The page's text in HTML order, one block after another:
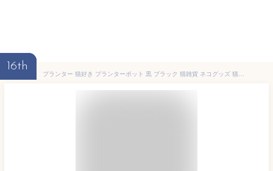
16th
プランター 猫好き プランターポット 黒 ブラック 猫雑貨 ネコグッズ 猫グッズ ねこグッズ おしゃれ 飾り アイアン アンティーク調 ブラック 黒 アジアン雑貨 花 贈り物 誕生祝い プレゼント ギフト【送料無料】クロネコのプランターポット